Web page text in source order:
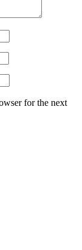
for the next